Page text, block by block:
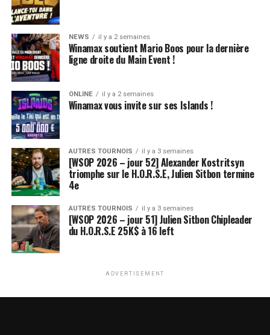
NEWS il y a 2 semaines
Winamax soutient Mario Boos pour la dernière
ligne droite du Main Event !
ONLINE il y a 2 semaines
Winamax vous invite sur ses Islands !
AUTRES TOURNOIS il y a 3 semaines
[WSOP 2026 – jour 52] Alexander Kostritsyn
triomphe sur le H.O.R.S.E, Julien Sitbon termine
4e
AUTRES TOURNOIS il y a 3 semaines
[WSOP 2026 – jour 51] Julien Sitbon Chipleader
du H.O.R.S.E 25K$ à 16 left
ADVERTISEMENT